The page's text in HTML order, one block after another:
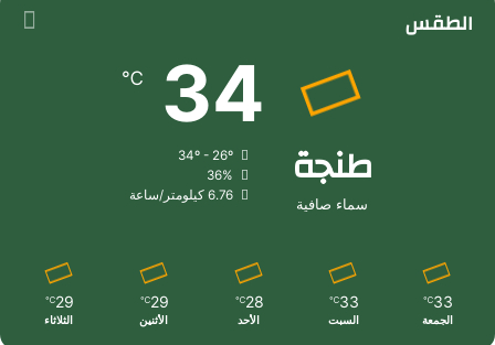
الطقس
طنجة
سماء صافية
34
℃
36%
6.76 كيلومتر/ساعة
33
℃
الجمعة
33
℃
السبت
28
℃
الأحد
29
℃
الأثنين
29
℃
الثلاثاء